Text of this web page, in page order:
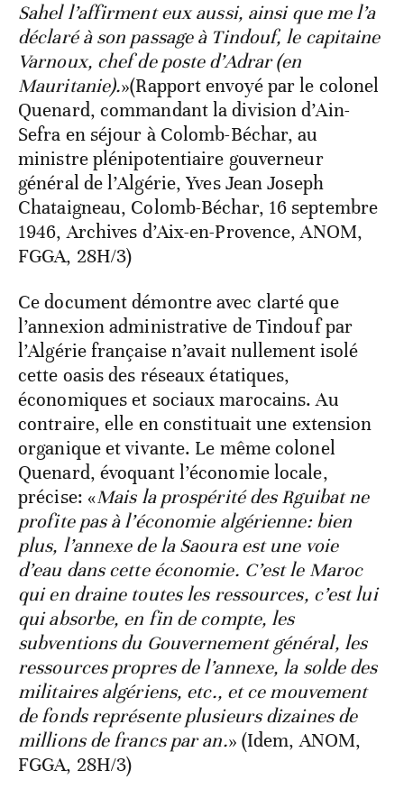
Sahel l’affirment eux aussi, ainsi que me l’a
déclaré à son passage à Tindouf, le capitaine
Varnoux, chef de poste d’Adrar (en
Mauritanie).»(Rapport envoyé par le colonel
Quenard, commandant la division d’Ain-
Sefra en séjour à Colomb-Béchar, au
ministre plénipotentiaire gouverneur
général de l’Algérie, Yves Jean Joseph
Chataigneau, Colomb-Béchar, 16 septembre
1946, Archives d’Aix-en-Provence, ANOM,
FGGA, 28H/3)
Ce document démontre avec clarté que
l’annexion administrative de Tindouf par
l’Algérie française n’avait nullement isolé
cette oasis des réseaux étatiques,
économiques et sociaux marocains. Au
contraire, elle en constituait une extension
organique et vivante. Le même colonel
Quenard, évoquant l’économie locale,
précise: «Mais la prospérité des Rguibat ne
profite pas à l’économie algérienne: bien
plus, l’annexe de la Saoura est une voie
d’eau dans cette économie. C’est le Maroc
qui en draine toutes les ressources, c’est lui
qui absorbe, en fin de compte, les
subventions du Gouvernement général, les
ressources propres de l’annexe, la solde des
militaires algériens, etc., et ce mouvement
de fonds représente plusieurs dizaines de
millions de francs par an.» (Idem, ANOM,
FGGA, 28H/3)